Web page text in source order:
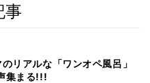
事
リアルな「ワンオペ風呂」
集まる!!!